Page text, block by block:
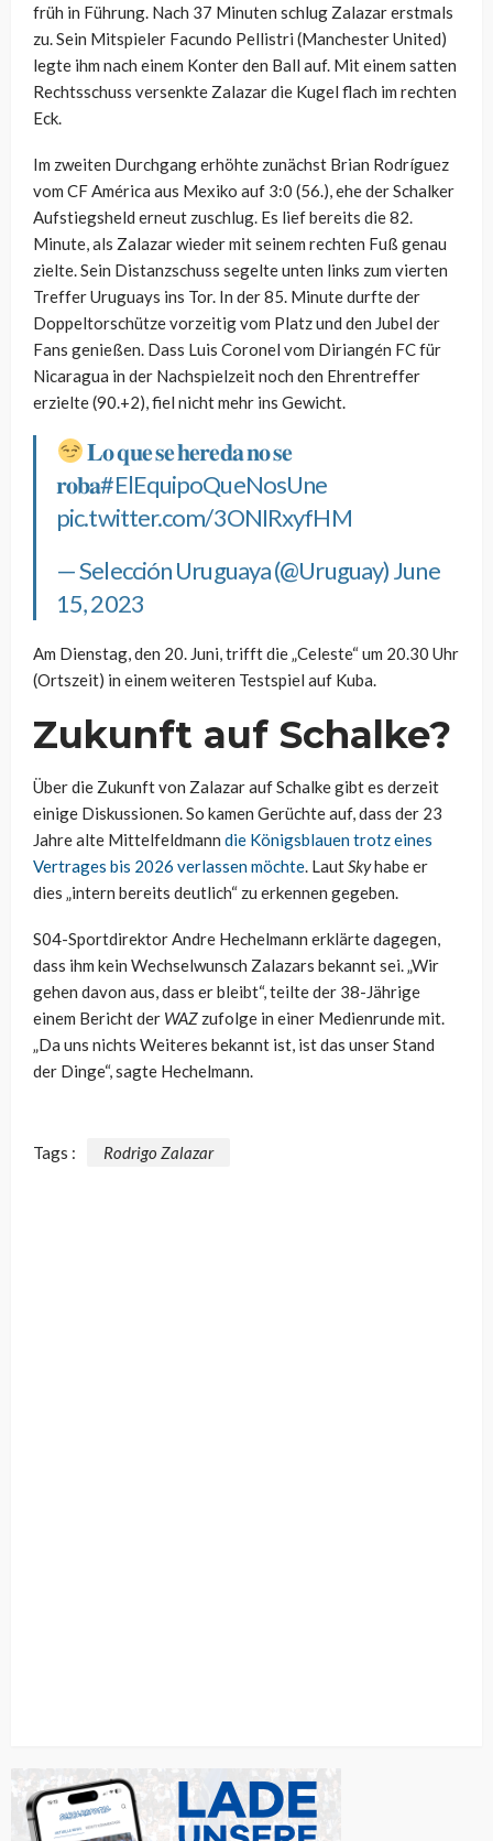
früh in Führung. Nach 37 Minuten schlug Zalazar erstmals
zu. Sein Mitspieler Facundo Pellistri (Manchester United)
legte ihm nach einem Konter den Ball auf. Mit einem satten
Rechtsschuss versenkte Zalazar die Kugel flach im rechten
Eck.
Im zweiten Durchgang erhöhte zunächst Brian Rodríguez
vom CF América aus Mexiko auf 3:0 (56.), ehe der Schalker
Aufstiegsheld erneut zuschlug. Es lief bereits die 82.
Minute, als Zalazar wieder mit seinem rechten Fuß genau
zielte. Sein Distanzschuss segelte unten links zum vierten
Treffer Uruguays ins Tor. In der 85. Minute durfte der
Doppeltorschütze vorzeitig vom Platz und den Jubel der
Fans genießen. Dass Luis Coronel vom Diriangén FC für
Nicaragua in der Nachspielzeit noch den Ehrentreffer
erzielte (90.+2), fiel nicht mehr ins Gewicht.
𝐋𝐨 𝐪𝐮𝐞 𝐬𝐞 𝐡𝐞𝐫𝐞𝐝𝐚 𝐧𝐨 𝐬𝐞
𝐫𝐨𝐛𝐚#ElEquipoQueNosUne
pic.twitter.com/3ONIRxyfHM
— Selección Uruguaya (@Uruguay)June
15, 2023
Am Dienstag, den 20. Juni, trifft die „Celeste“ um 20.30 Uhr
(Ortszeit) in einem weiteren Testspiel auf Kuba.
Zukunft auf Schalke?
Über die Zukunft von Zalazar auf Schalke gibt es derzeit
einige Diskussionen. So kamen Gerüchte auf, dass der 23
Jahre alte Mittelfeldmann die Königsblauen trotz eines
Vertrages bis 2026 verlassen möchte. LautSkyhabe er
dies „intern bereits deutlich“ zu erkennen gegeben.
S04-Sportdirektor Andre Hechelmann erklärte dagegen,
dass ihm kein Wechselwunsch Zalazars bekannt sei. „Wir
gehen davon aus, dass er bleibt“, teilte der 38-Jährige
einem Bericht der WAZ zufolge in einer Medienrunde mit.
„Da uns nichts Weiteres bekannt ist, ist das unser Stand
der Dinge“, sagte Hechelmann.
Tags : Rodrigo Zalazar